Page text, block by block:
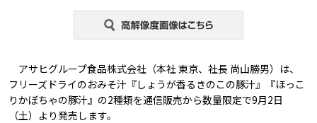
アサヒグループ食品株式会社（本社 東京、社長 尚山勝男）は、
フリーズドライのおみそ汁『しょうが香るきのこの豚汁』『ほっこ
りかぼちゃの豚汁』の2種類を通信販売から数量限定で9月2日
（土）より発売します。